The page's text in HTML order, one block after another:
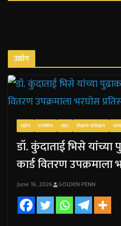
उद्योग
उद्योग राजकीय शहर शिक्षण-प्रशिक्षण
डॉ. कुंदाताई भिसे यांच्या
कार्ड वितरण उपक्रमाला
June 16, 2026 GOLDEN PENN